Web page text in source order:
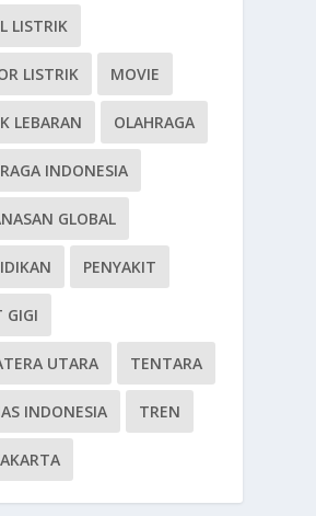
LISTRIK
LISTRIK MOVIE
LEBARAN OLAHRAGA
INDONESIA
GLOBAL
PENYAKIT
GIGI
UTARA TENTARA
INDONESIA TREN